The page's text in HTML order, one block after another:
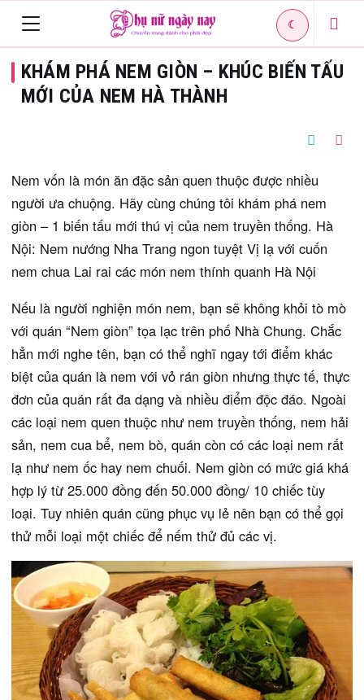
navigation
☾
KHÁM PHÁ NEM GIÒN – KHÚC BIẾN TẤU
MỚI CỦA NEM HÀ THÀNH
Nem vốn là món ăn đặc sản quen thuộc được nhiều
người ưa chuộng. Hãy cùng chúng tôi khám phá nem
giòn – 1 biến tấu mới thú vị của nem truyền thống. Hà
Nội: Nem nướng Nha Trang ngon tuyệt Vị lạ với cuốn
nem chua Lai rai các món nem thính quanh Hà Nội
Nếu là người nghiện món nem, bạn sẽ không khỏi tò mò
với quán “Nem giòn” tọa lạc trên phố Nhà Chung. Chắc
hẳn mới nghe tên, bạn có thể nghĩ ngay tới điểm khác
biệt của quán là nem với vỏ rán giòn nhưng thực tế, thực
đơn của quán rất đa dạng và nhiều điểm độc đáo. Ngoài
các loại nem quen thuộc như nem truyền thống, nem hải
sản, nem cua bể, nem bò, quán còn có các loại nem rất
lạ như nem ốc hay nem chuối. Nem giòn có mức giá khá
hợp lý từ 25.000 đồng đến 50.000 đồng/ 10 chiếc tùy
loại. Tuy nhiên quán cũng phục vụ lẻ nên bạn có thể gọi
thử mỗi loại một chiếc để nếm thử đủ các vị.